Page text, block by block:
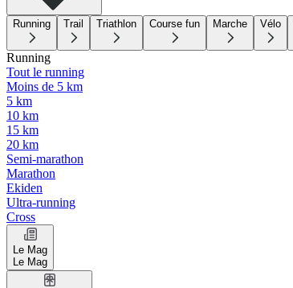
Running Trail Triathlon Course fun Marche Vélo
Running
Tout le running
Moins de 5 km
5 km
10 km
15 km
20 km
Semi-marathon
Marathon
Ekiden
Ultra-running
Cross
Le Mag
Le Mag